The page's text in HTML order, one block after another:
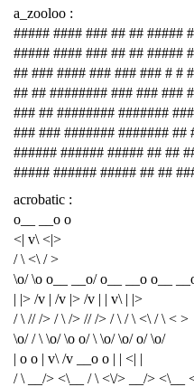
a_zooloo :
##### #### ### ## ## #####
##### #### ### ## ## #####
## ### #### ### ### ### # #
## ## ######## ### ### ###
### ## ######## #######
### ### ####### ####### ##
###### ###### ##### ## ##
##### ###### ##### ## ##
acrobatic :
o__ __o o
<| v\ <|>
/ \ <\ / >
\o/ \o o__ __o/ o__ __o o__
| |> /v | /v |> /v | | v\ | |>
/ \ // /> / \ /> // /> / \ / \ <\ / \ < >
\o/ / \ \o/ \o o/ \ \o/ \o/ o/ \o/
| o o | v\ /v __o o | | <| |
/ \ __/> <\__ / \ <\/> __/> <\__